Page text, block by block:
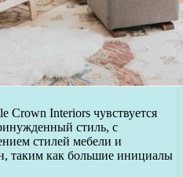
Crown Interiors чувствуется
стиль, с
стилей мебели и
таким как большие инициалы